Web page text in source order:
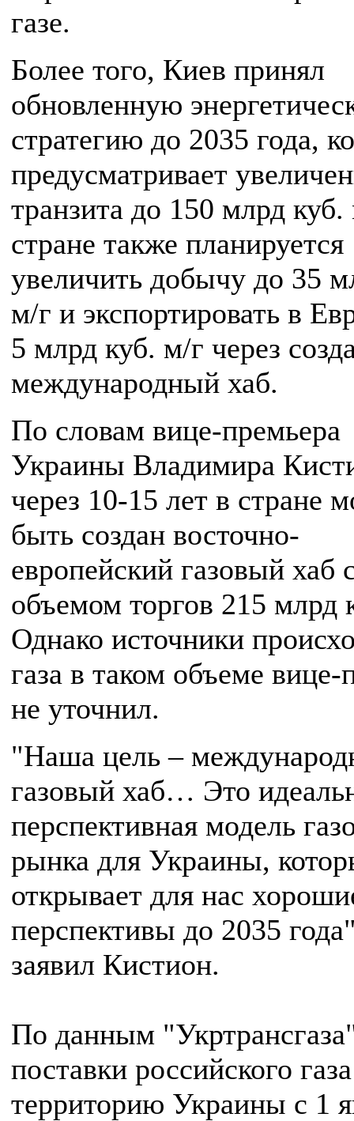
газе.
Более того, Киев принял
обновленную
стратегию до 2035 года,
предусматривает
транзита до 150 млрд
стране также планируется
увеличить добычу до 35
м/г и экспортировать в
5 млрд куб. м/г через
международный хаб.
По словам вице-премьера
Украины Владимира
через 10-15 лет в стране
быть создан восточно-
европейский газовый хаб
объемом торгов 215 млрд
Однако источники
газа в таком объеме вице-
не уточнил.
"Наша цель –
газовый хаб… Это
перспективная модель
рынка для Украины,
открывает для нас
перспективы до 2035
заявил Кистион.
По данным
поставки российского
территорию Украины с 1